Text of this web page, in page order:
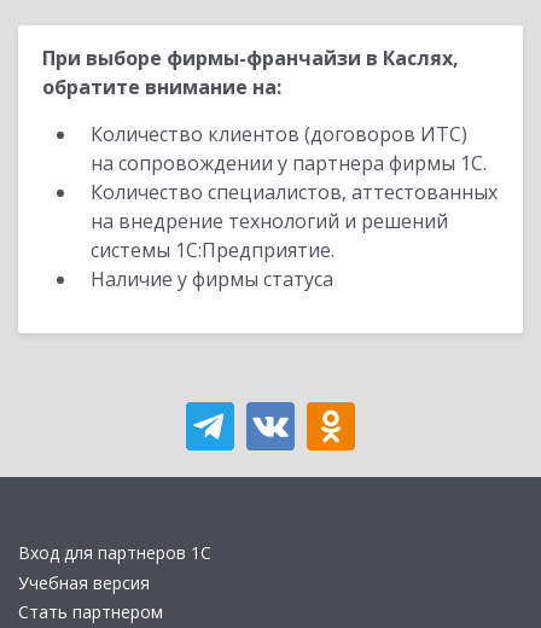
При выборе фирмы-франчайзи в Каслях,
обратите внимание на:
Количество клиентов (договоров ИТС)
на сопровождении у партнера фирмы 1С.
Количество специалистов, аттестованных
на внедрение технологий и решений
системы 1С:Предприятие.
Наличие у фирмы статуса
Вход для партнеров 1С
Учебная версия
Стать партнером